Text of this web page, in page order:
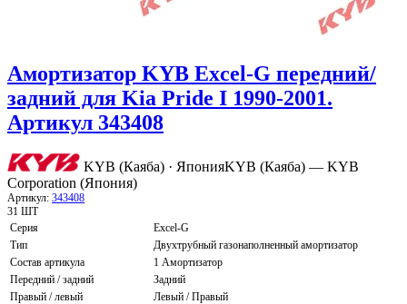
Амортизатор KYB Excel-G передний/
задний для Kia Pride I 1990-2001.
Артикул 343408
KYB (Каяба) · ЯпонияKYB (Каяба) — KYB
Corporation (Япония)
Артикул: 343408
31 ШТ
Серия
Excel-G
Тип
Двухтрубный газонаполненный амортизатор
Состав артикула
1 Амортизатор
Передний / задний
Задний
Правый / левый
Левый / Правый